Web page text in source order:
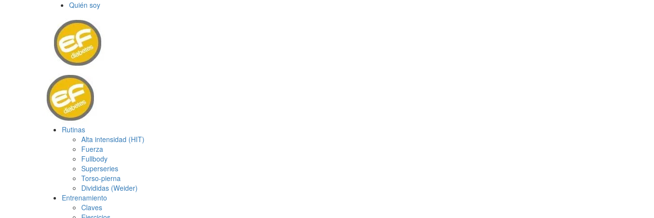
Quién soy
Rutinas
Alta intensidad (HIT)
Fuerza
Fullbody
Superseries
Torso-pierna
Divididas (Weider)
Entrenamiento
Claves